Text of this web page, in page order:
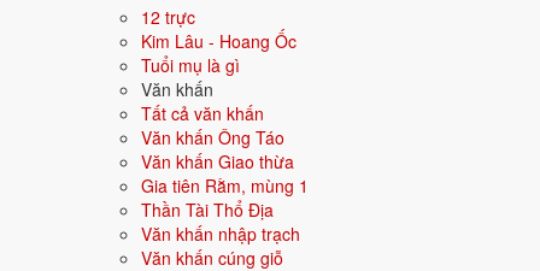
12 trực
Kim Lâu - Hoang Ốc
Tuổi mụ là gì
Văn khấn
Tất cả văn khấn
Văn khấn Ông Táo
Văn khấn Giao thừa
Gia tiên Rằm, mùng 1
Thần Tài Thổ Địa
Văn khấn nhập trạch
Văn khấn cúng giỗ
Nạp âm Dương Liễu Mộc sinh
Dương Liễu Mộc ứng với 2 tuổi Nhâm Ngọ, Quý Mùi. Mỗi tuổi lặp
Vòng 60 hoa giáp cũng chạy theo ngày, nên Dương Liễu Mộc
Tuổi Nhâm Ngọ
Sinh năm 2002
Tuổi Quý Mùi